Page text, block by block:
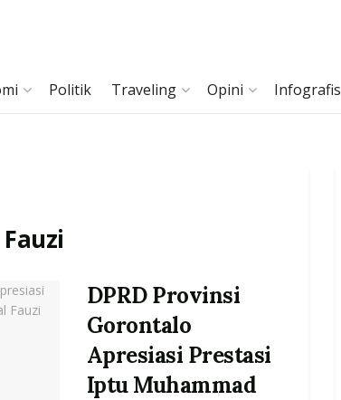
Politik Traveling Opini Infografis
DPRD Provinsi
Gorontalo
Apresiasi Prestasi
Iptu Muhammad